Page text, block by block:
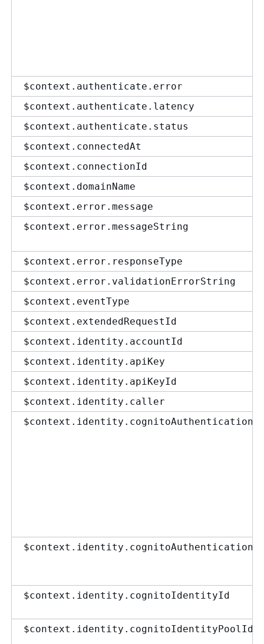
$context.authenticate.error
$context.authenticate.latency
$context.authenticate.status
$context.connectedAt
$context.connectionId
$context.domainName
$context.error.message
$context.error.messageString
$context.error.responseType
$context.error.validationErrorString
$context.eventType
$context.extendedRequestId
$context.identity.accountId
$context.identity.apiKey
$context.identity.apiKeyId
$context.identity.caller
$context.identity.cognitoIdentityId
$context.identity.cognitoIdentityPoolId